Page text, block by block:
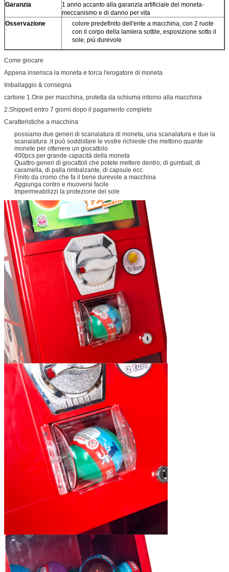
Garanzia
1 anno accanto alla garanzia artificiale del moneta-
meccanismo e di danno per vita
Osservazione
colore predefinito dell'ente a macchina, con 2 ruote
con il corpo della lamiera sottile, esposizione sotto il
sole, più durevole
Come giocare
Appena inserisca la moneta e torca l'erogatore di moneta
Imballaggio & consegna
cartone 1.One per macchina, protetta da schiuma intorno alla macchina
2.Shipped entro 7 giorni dopo il pagamento completo
Caratteristiche a macchina
possiamo due generi di scanalatura di moneta, una scanalatura e due la
scanalatura .it può soddisfare le vostre richieste che mettono quante
monete per ottenere un giocattolo
400pcs per grande capacità della moneta
Quattro generi di giocattoli che potete mettere dentro, di gumball, di
caramella, di palla rimbalzante, di capsule ecc
Finito da cromo che fa il bene durevole a macchina
Aggiunga contro e muoversi facile
Impermeabilizzi la protezione del sole